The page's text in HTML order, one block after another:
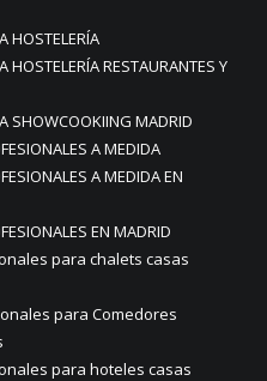
HOSTELERÍA
HOSTELERÍA RESTAURANTES Y
SHOWCOOKIING MADRID
A MEDIDA
A MEDIDA EN
EN MADRID
para chalets casas
para Comedores
para hoteles casas